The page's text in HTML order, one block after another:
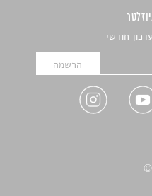
חודשי